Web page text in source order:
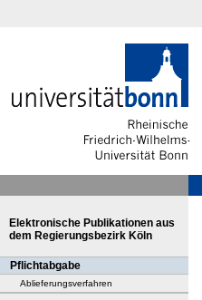
Elektronische Publikationen aus
dem Regierungsbezirk Köln
Pflichtabgabe
Ablieferungsverfahren